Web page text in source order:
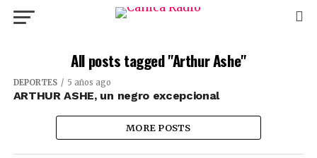
All posts tagged "Arthur Ashe"
DEPORTES 5 años ago
ARTHUR ASHE, un negro excepcional
MORE POSTS